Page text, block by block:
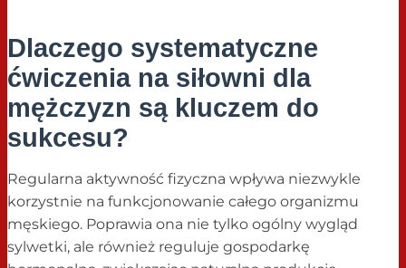
Dlaczego systematyczne
ćwiczenia na siłowni dla
mężczyzn są kluczem do
sukcesu?
Regularna aktywność fizyczna wpływa niezwykle
korzystnie na funkcjonowanie całego organizmu
męskiego. Poprawia ona nie tylko ogólny wygląd
sylwetki, ale również reguluje gospodarkę